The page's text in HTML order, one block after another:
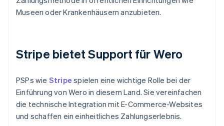
Museen oder Krankenhäusern anzubieten.
Stripe bietet Support für Wero
PSPs wie Stripe spielen eine wichtige Rolle bei der
Einführung von Wero in diesem Land. Sie vereinfachen
die technische Integration mit E-Commerce-Websites
und schaffen ein einheitliches Zahlungserlebnis.